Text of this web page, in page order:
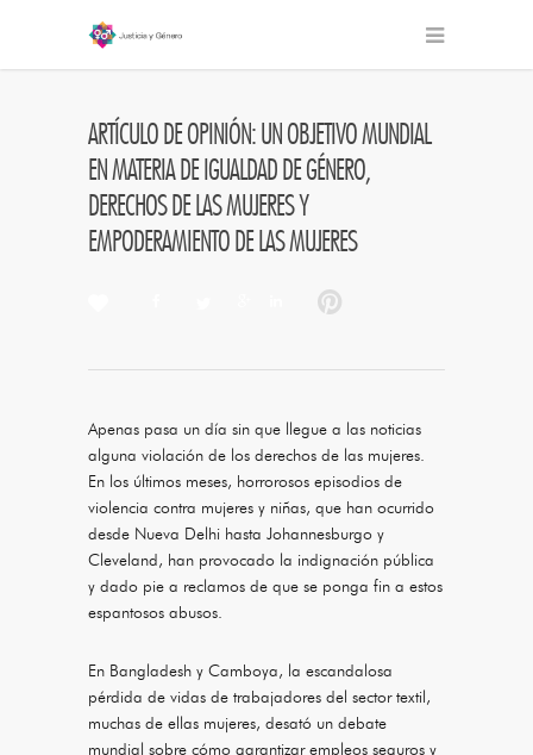
ARTÍCULO DE OPINIÓN: UN OBJETIVO MUNDIAL
EN MATERIA DE IGUALDAD DE GÉNERO,
DERECHOS DE LAS MUJERES Y
EMPODERAMIENTO DE LAS MUJERES
Apenas pasa un día sin que llegue a las noticias
alguna violación de los derechos de las mujeres.
En los últimos meses, horrorosos episodios de
violencia contra mujeres y niñas, que han ocurrido
desde Nueva Delhi hasta Johannesburgo y
Cleveland, han provocado la indignación pública
y dado pie a reclamos de que se ponga fin a estos
espantosos abusos.
En Bangladesh y Camboya, la escandalosa
pérdida de vidas de trabajadores del sector textil,
muchas de ellas mujeres, desató un debate
mundial sobre cómo garantizar empleos seguros y